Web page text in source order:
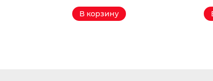
В корзину